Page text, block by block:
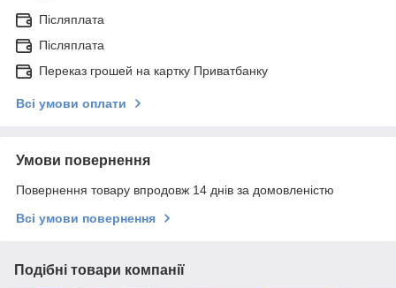
Післяплата
Післяплата
Переказ грошей на картку Приватбанку
Всі умови оплати
Умови повернення
Повернення товару впродовж 14 днів за домовленістю
Всі умови повернення
Подібні товари компанії